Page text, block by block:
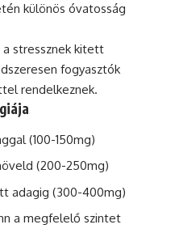
különös óvatosság
stressznek kitett
fogyasztók
rendelkeznek.
(100-150mg)
(200-250mg)
adagig (300-400mg)
a megfelelő szintet